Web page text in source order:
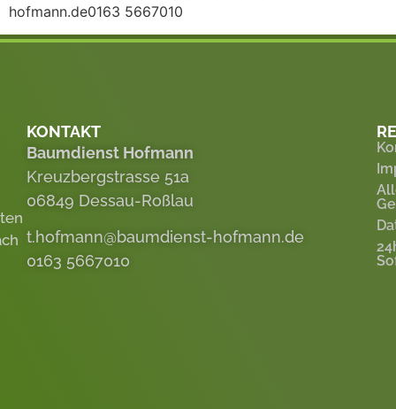
hofmann.de0163 5667010
KONTAKT
Baumdienst Hofmann
Kreuzbergstrasse 51a
06849 Dessau-Roßlau
t.hofmann@baumdienst-hofmann.de
0163 5667010